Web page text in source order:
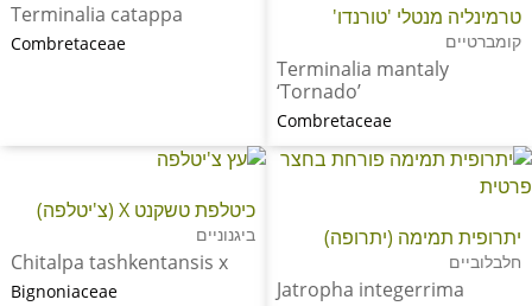
טרמינליה מנטלי 'טורנדו'
קומברטיים
Terminalia mantaly
‘Tornado’
Combretaceae
Terminalia catappa
Combretaceae
יתרופית תמימה (יתרופה)
חלבלוביים
Jatropha integerrima
כיטלפת טשקנט X (צ'יטלפה)
ביגנוניים
Chitalpa tashkentansis x
Bignoniaceae